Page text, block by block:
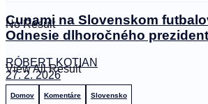
No Result
View All Result
Cunami na Slovenskom
Odnesie dlhoročného
RÓBERT KOTIAN
27. 2. 2026
Domov Komentáre Slovensko